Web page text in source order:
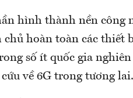
hình thành nền công
chủ hoàn toàn các thiết
số ít quốc gia
về 6G trong tương lai.